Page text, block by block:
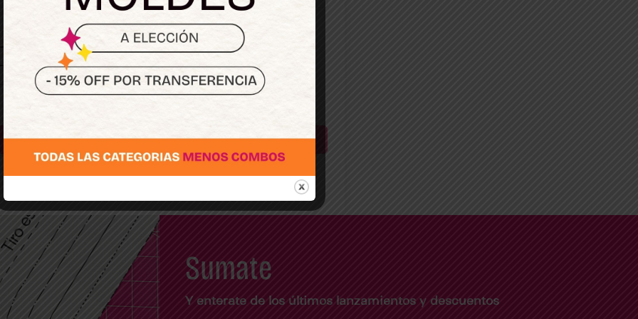
Regístrate
Sumate
Y enterate de los últimos lanzamientos y descuentos